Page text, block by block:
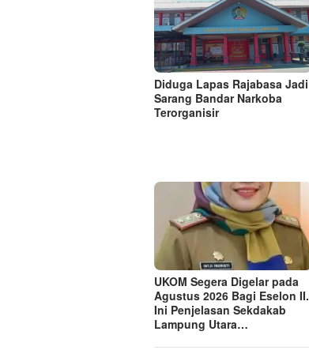
Diduga Lapas Rajabasa Jadi
Sarang Bandar Narkoba
Terorganisir
UKOM Segera Digelar pada
Agustus 2026 Bagi Eselon II.
Ini Penjelasan Sekdakab
Lampung Utara…